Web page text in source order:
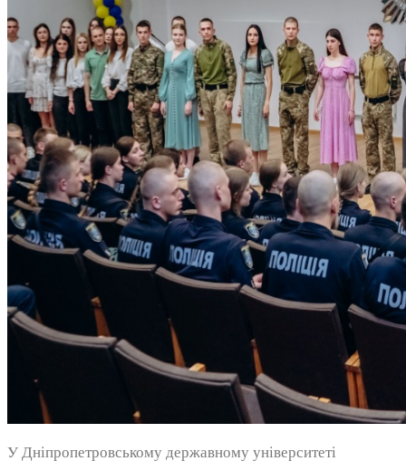
У Дніпропетровському державному університеті